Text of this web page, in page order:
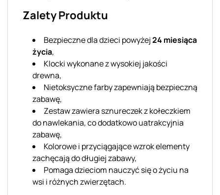
Zalety Produktu
Bezpieczne dla dzieci powyżej24 miesiąca
życia,
Klocki wykonane z wysokiej jakości
drewna,
Nietoksyczne farby zapewniają bezpieczną
zabawę,
Zestaw zawiera sznureczek z kołeczkiem
do nawlekania, co dodatkowo uatrakcyjnia
zabawę,
Kolorowe i przyciągające wzrok elementy
zachęcają do długiej zabawy,
Pomaga dzieciom nauczyć się o życiu na
wsi i różnych zwierzętach.